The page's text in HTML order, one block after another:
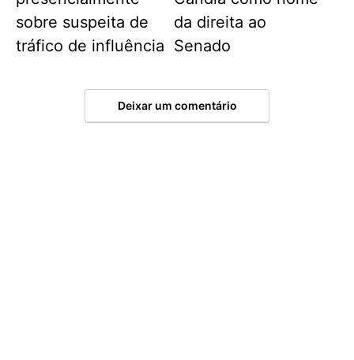
sobre suspeita de
tráfico de influência
da direita ao
Senado
Deixar um comentário